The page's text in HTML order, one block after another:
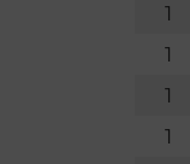
1
1
1
1